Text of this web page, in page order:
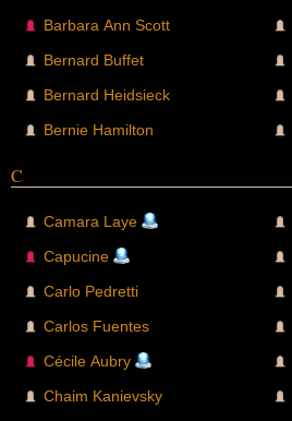
Barbara Ann Scott
Bernard Buffet
Bernard Heidsieck
Bernie Hamilton
C
Camara Laye
Capucine
Carlo Pedretti
Carlos Fuentes
Cécile Aubry
Chaim Kanievsky